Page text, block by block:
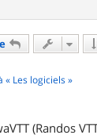
c
e
k
« Les logiciels »
(Randos